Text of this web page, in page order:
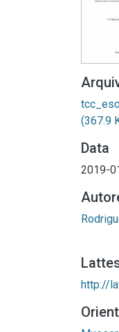
(367.9
Data
2019-
http://